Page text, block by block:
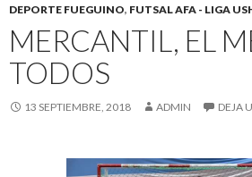
DEPORTE FUEGUINO, FUTSAL AFA - LIGA
MERCANTIL, EL
TODOS
13 SEPTIEMBRE, 2018 ADMIN DEJA